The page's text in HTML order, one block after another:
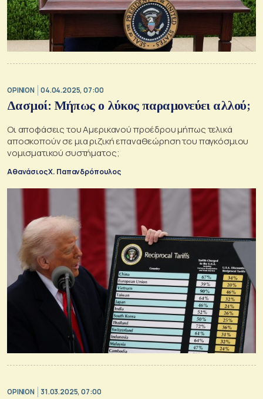
OPINION 04.04.2025, 07:00
Δασμοί: Μήπως ο λύκος παραμονεύει αλλού;
Οι αποφάσεις του Αμερικανού προέδρου μήπως τελικά
αποσκοπούν σε μια ριζική επαναθεώρηση του παγκόσμιου
νομισματικού συστήματος;
Αθανάσιος Χ. Παπανδρόπουλος
OPINION 31.03.2025, 07:00